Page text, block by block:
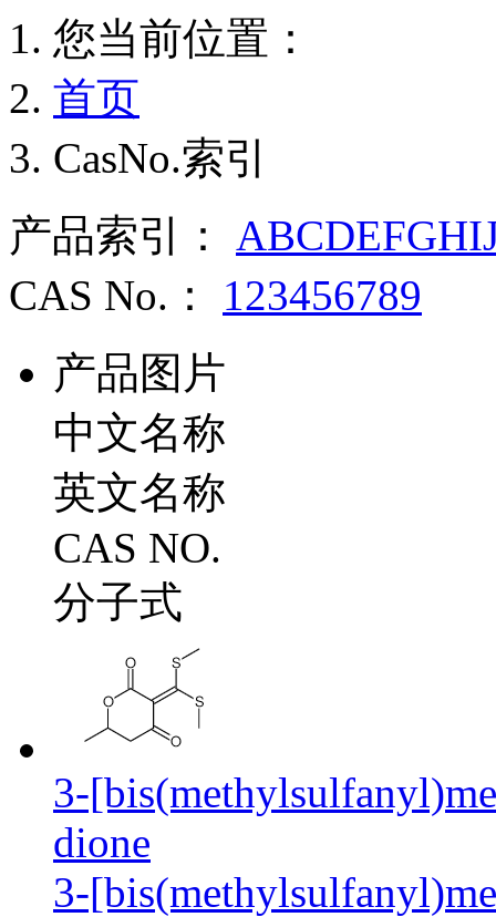
您当前位置：
首页
CasNo.索引
产品索引： ABCDEFGHI
CAS No.： 123456789
产品图片
中文名称
英文名称
CAS NO.
分子式
3-
dione
3-